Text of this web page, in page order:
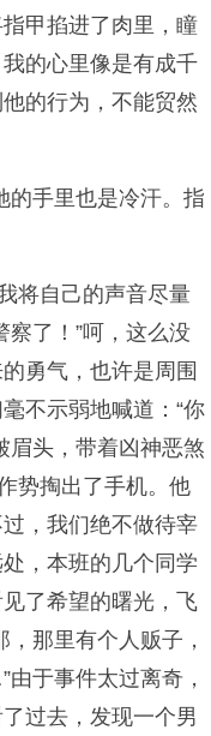
甲掐进了肉里，瞳
的心里像是有成千
的行为，不能贸然
的手里也是冷汗。指
将自己的声音尽量
察了！”呵，这么没
勇气，也许是周围
不示弱地喊道：“你
眉头，带着凶神恶煞
势掏出了手机。他
，我们绝不做待宰
，本班的几个同学
了希望的曙光，飞
那里有个人贩子，
于事件太过离奇，
过去，发现一个男